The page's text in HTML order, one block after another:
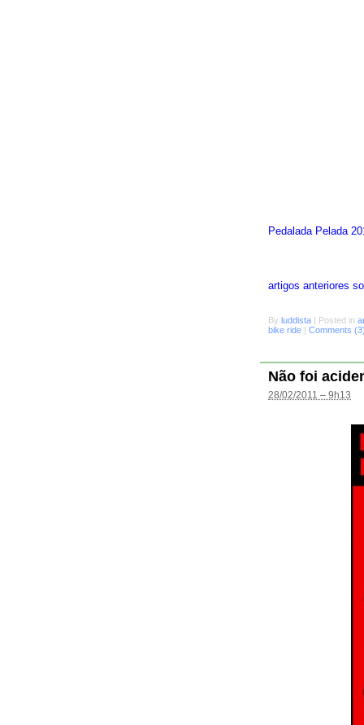
Pedalada Pelada
artigos anteriores
By luddista | Posted in
bike ride | Comments
Não foi
28/02/2011 – 9h13